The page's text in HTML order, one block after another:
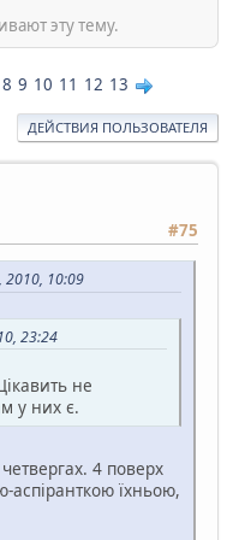
эту тему.
8 9 10 11 12 13
ДЕЙСТВИЯ ПОЛЬЗОВАТЕЛЯ
#75
10:09
23:24
не
у них є.
4 поверх
аспіранткою їхньою,